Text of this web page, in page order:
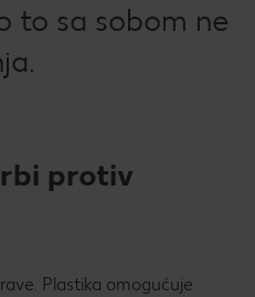
to sa sobom ne
protiv
Plastika omogućuje